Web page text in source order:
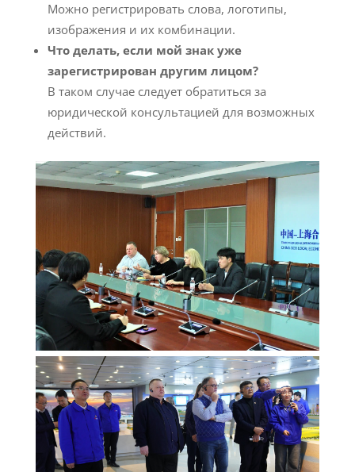
Можно регистрировать слова, логотипы,
изображения и их комбинации.
Что делать, если мой знак уже
зарегистрирован другим лицом?
В таком случае следует обратиться за
юридической консультацией для возможных
действий.